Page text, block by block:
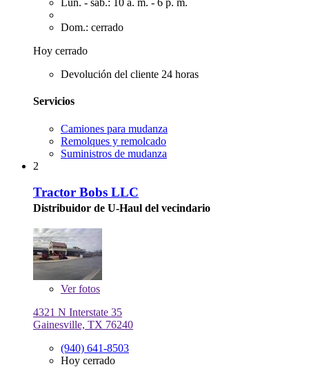
Lun. - sáb.: 10 a. m. - 6 p. m.
Dom.: cerrado
Hoy cerrado
Devolución del cliente 24 horas
Servicios
Camiones para mudanza
Remolques y remolcado
Suministros de mudanza
2
Tractor Bobs LLC
Distribuidor de U-Haul del vecindario
Verfotos
4321 N Interstate 35
Gainesville, TX 76240
(940) 641-8503
Hoy cerrado